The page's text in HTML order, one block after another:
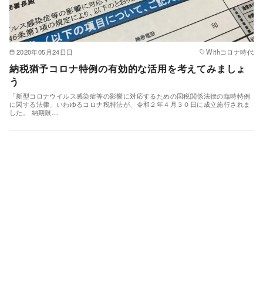
2020年05月24日日 Withコロナ時代
納税猶予コロナ特例の有効的な活用を考えてみましょ
う
「新型コロナウイルス感染症等の影響に対応するための国税関係法律の臨時特例
に関する法律」いわゆるコロナ税特法が、令和２年４月３０日に成立施行されま
した。 納期限…